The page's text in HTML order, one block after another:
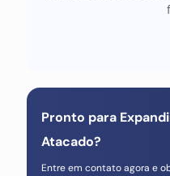
Pronto para
Atacado?
Entre em contato agora e